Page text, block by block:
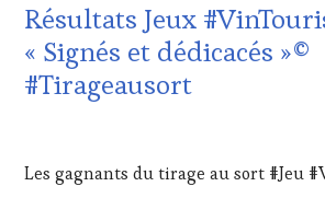
VIN
TOURISME,
PRODUCTEURS
TERROIR
PROVENCE,
CUISINIER,
ŒNOLOGUE,
VIN
TOURISME
,
EDITION
LES
ET
Résultats Jeux
« Signés et dédicacés »©
#Tirageausort
2024
Les gagnants du tirage au sort #Jeu